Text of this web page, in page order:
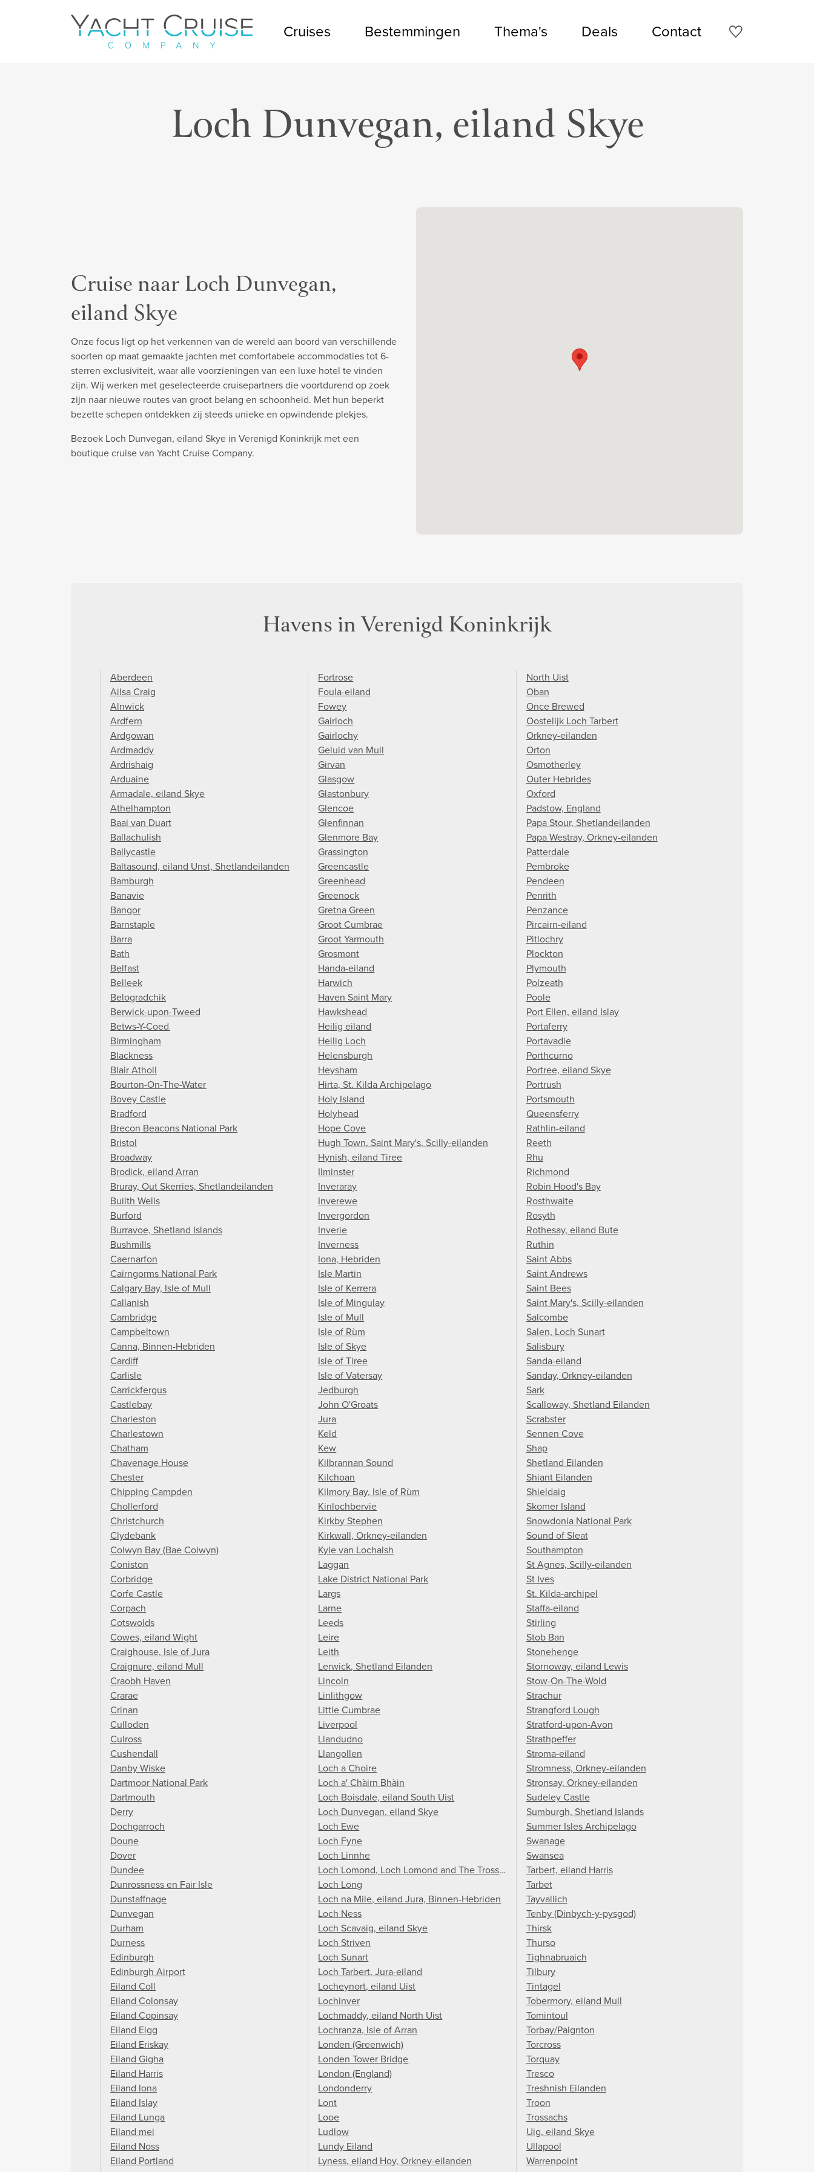
Navigation Cruises Bestemmingen Thema's Deals Contact
Loch Dunvegan, eiland Skye
Cruise naar Loch Dunvegan,
eiland Skye
Onze focus ligt op het verkennen van de wereld aan boord van verschillende
soorten op maat gemaakte jachten met comfortabele accommodaties tot 6-
sterren exclusiviteit, waar alle voorzieningen van een luxe hotel te vinden
zijn. Wij werken met geselecteerde cruisepartners die voortdurend op zoek
zijn naar nieuwe routes van groot belang en schoonheid. Met hun beperkt
bezette schepen ontdekken zij steeds unieke en opwindende plekjes.
Bezoek Loch Dunvegan, eiland Skye in Verenigd Koninkrijk met een
boutique cruise van Yacht Cruise Company.
Havens in Verenigd Koninkrijk
Aberdeen
Ailsa Craig
Alnwick
Ardfern
Ardgowan
Ardmaddy
Ardrishaig
Arduaine
Armadale, eiland Skye
Athelhampton
Baai van Duart
Ballachulish
Ballycastle
Baltasound, eiland Unst, Shetlandeilanden
Bamburgh
Banavie
Bangor
Barnstaple
Barra
Bath
Belfast
Belleek
Belogradchik
Berwick-upon-Tweed
Betws-Y-Coed
Birmingham
Blackness
Blair Atholl
Bourton-On-The-Water
Bovey Castle
Bradford
Brecon Beacons National Park
Bristol
Broadway
Brodick, eiland Arran
Bruray, Out Skerries, Shetlandeilanden
Builth Wells
Burford
Burravoe, Shetland Islands
Bushmills
Caernarfon
Cairngorms National Park
Calgary Bay, Isle of Mull
Callanish
Cambridge
Campbeltown
Canna, Binnen-Hebriden
Cardiff
Carlisle
Carrickfergus
Castlebay
Charleston
Charlestown
Chatham
Chavenage House
Chester
Chipping Campden
Chollerford
Christchurch
Clydebank
Colwyn Bay (Bae Colwyn)
Coniston
Corbridge
Corfe Castle
Corpach
Cotswolds
Cowes, eiland Wight
Craighouse, Isle of Jura
Craignure, eiland Mull
Craobh Haven
Crarae
Crinan
Culloden
Culross
Cushendall
Danby Wiske
Dartmoor National Park
Dartmouth
Derry
Dochgarroch
Doune
Dover
Dundee
Dunrossness en Fair Isle
Dunstaffnage
Dunvegan
Durham
Durness
Edinburgh
Edinburgh Airport
Eiland Coll
Eiland Colonsay
Eiland Copinsay
Eiland Eigg
Eiland Eriskay
Eiland Gigha
Eiland Harris
Eiland Iona
Eiland Islay
Eiland Lunga
Eiland mei
Eiland Noss
Eiland Portland
Fortrose
Foula-eiland
Fowey
Gairloch
Gairlochy
Geluid van Mull
Girvan
Glasgow
Glastonbury
Glencoe
Glenfinnan
Glenmore Bay
Grassington
Greencastle
Greenhead
Greenock
Gretna Green
Groot Cumbrae
Groot Yarmouth
Grosmont
Handa-eiland
Harwich
Haven Saint Mary
Hawkshead
Heilig eiland
Heilig Loch
Helensburgh
Heysham
Hirta, St. Kilda Archipelago
Holy Island
Holyhead
Hope Cove
Hugh Town, Saint Mary's, Scilly-eilanden
Hynish, eiland Tiree
Ilminster
Inveraray
Inverewe
Invergordon
Inverie
Inverness
Iona, Hebriden
Isle Martin
Isle of Kerrera
Isle of Mingulay
Isle of Mull
Isle of Rùm
Isle of Skye
Isle of Tiree
Isle of Vatersay
Jedburgh
John O'Groats
Jura
Keld
Kew
Kilbrannan Sound
Kilchoan
Kilmory Bay, Isle of Rùm
Kinlochbervie
Kirkby Stephen
Kirkwall, Orkney-eilanden
Kyle van Lochalsh
Laggan
Lake District National Park
Largs
Larne
Leeds
Leire
Leith
Lerwick, Shetland Eilanden
Lincoln
Linlithgow
Little Cumbrae
Liverpool
Llandudno
Llangollen
Loch a Choire
Loch a' Chàirn Bhàin
Loch Boisdale, eiland South Uist
Loch Dunvegan, eiland Skye
Loch Ewe
Loch Fyne
Loch Linnhe
Loch Lomond, Loch Lomond and The Trossachs National Park
Loch Long
Loch na Mile, eiland Jura, Binnen-Hebriden
Loch Ness
Loch Scavaig, eiland Skye
Loch Striven
Loch Sunart
Loch Tarbert, Jura-eiland
Locheynort, eiland Uist
Lochinver
Lochmaddy, eiland North Uist
Lochranza, Isle of Arran
Londen (Greenwich)
Londen Tower Bridge
London (England)
Londonderry
Lont
Looe
Ludlow
Lundy Eiland
Lyness, eiland Hoy, Orkney-eilanden
North Uist
Oban
Once Brewed
Oostelijk Loch Tarbert
Orkney-eilanden
Orton
Osmotherley
Outer Hebrides
Oxford
Padstow, England
Papa Stour, Shetlandeilanden
Papa Westray, Orkney-eilanden
Patterdale
Pembroke
Pendeen
Penrith
Penzance
Pircairn-eiland
Pitlochry
Plockton
Plymouth
Polzeath
Poole
Port Ellen, eiland Islay
Portaferry
Portavadie
Porthcurno
Portree, eiland Skye
Portrush
Portsmouth
Queensferry
Rathlin-eiland
Reeth
Rhu
Richmond
Robin Hood's Bay
Rosthwaite
Rosyth
Rothesay, eiland Bute
Ruthin
Saint Abbs
Saint Andrews
Saint Bees
Saint Mary's, Scilly-eilanden
Salcombe
Salen, Loch Sunart
Salisbury
Sanda-eiland
Sanday, Orkney-eilanden
Sark
Scalloway, Shetland Eilanden
Scrabster
Sennen Cove
Shap
Shetland Eilanden
Shiant Eilanden
Shieldaig
Skomer Island
Snowdonia National Park
Sound of Sleat
Southampton
St Agnes, Scilly-eilanden
St Ives
St. Kilda-archipel
Staffa-eiland
Stirling
Stob Ban
Stonehenge
Stornoway, eiland Lewis
Stow-On-The-Wold
Strachur
Strangford Lough
Stratford-upon-Avon
Strathpeffer
Stroma-eiland
Stromness, Orkney-eilanden
Stronsay, Orkney-eilanden
Sudeley Castle
Sumburgh, Shetland Islands
Summer Isles Archipelago
Swanage
Swansea
Tarbert, eiland Harris
Tarbet
Tayvallich
Tenby (Dinbych-y-pysgod)
Thirsk
Thurso
Tighnabruaich
Tilbury
Tintagel
Tobermory, eiland Mull
Tomintoul
Torbay/Paignton
Torcross
Torquay
Tresco
Treshnish Eilanden
Troon
Trossachs
Uig, eiland Skye
Ullapool
Warrenpoint